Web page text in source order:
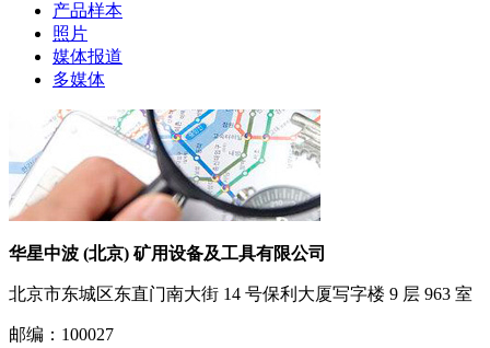
产品样本
照片
媒体报道
多媒体
华星中波 (北京) 矿用设备及工具有限公司
北京市东城区东直门南大街 14 号保利大厦写字楼 9 层 963 室
邮编：100027